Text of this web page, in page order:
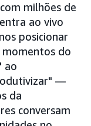
milhões de
ao vivo
posicionar
momentos do
ao
—
da
conversam